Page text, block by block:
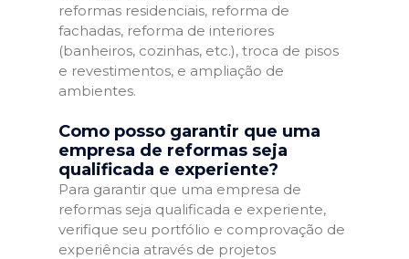
reformas residenciais, reforma de
fachadas, reforma de interiores
(banheiros, cozinhas, etc.), troca de pisos
e revestimentos, e ampliação de
ambientes.
Como posso garantir que uma
empresa de reformas seja
qualificada e experiente?
Para garantir que uma empresa de
reformas seja qualificada e experiente,
verifique seu portfólio e comprovação de
experiência através de projetos